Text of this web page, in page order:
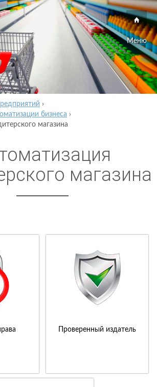
Меню
›
бизнеса ›
магазина
магазина
Проверенный издатель